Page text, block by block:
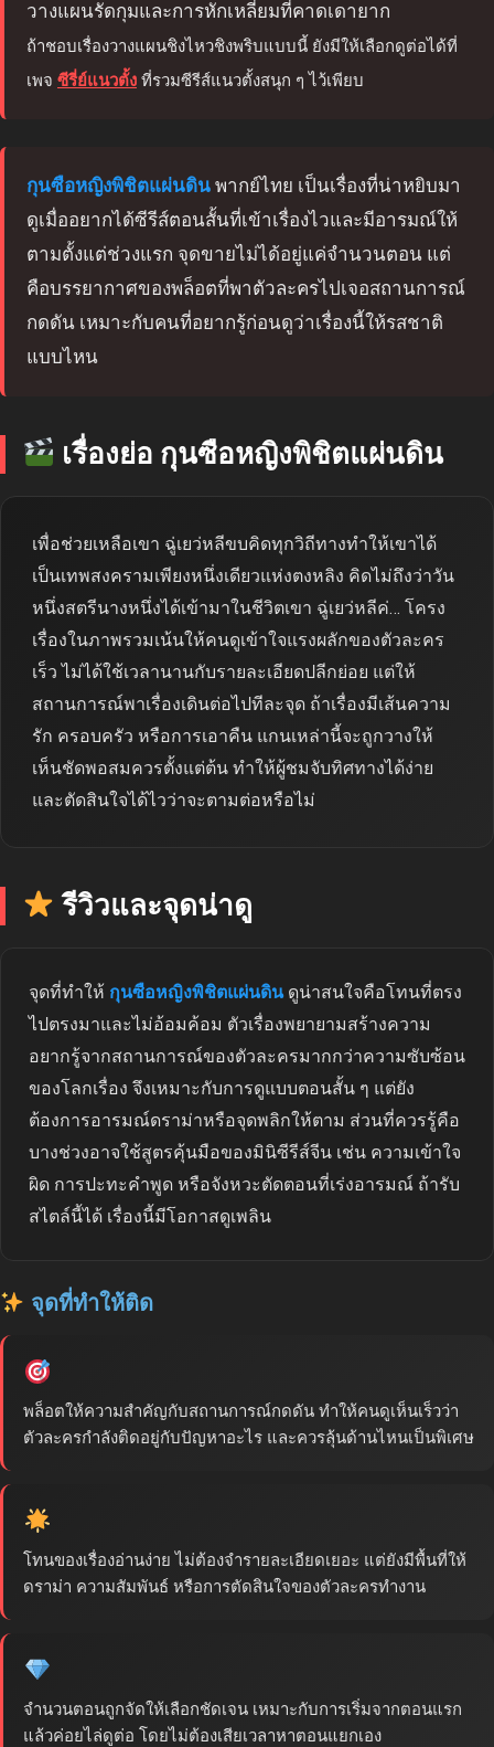
วางแผนรัดกุมและการหักเหลี่ยมที่คาดเดายาก
ถ้าชอบเรื่องวางแผนชิงไหวชิงพริบแบบนี้ ยังมีให้เลือกดูต่อได้ที่
เพจ ซีรี่ย์แนวตั้ง ที่รวมซีรีส์แนวตั้งสนุก ๆ ไว้เพียบ
กุนซือหญิงพิชิตแผ่นดิน พากย์ไทย เป็นเรื่องที่น่าหยิบมา
ดูเมื่ออยากได้ซีรีส์ตอนสั้นที่เข้าเรื่องไวและมีอารมณ์ให้
ตามตั้งแต่ช่วงแรก จุดขายไม่ได้อยู่แค่จำนวนตอน แต่
คือบรรยากาศของพล็อตที่พาตัวละครไปเจอสถานการณ์
กดดัน เหมาะกับคนที่อยากรู้ก่อนดูว่าเรื่องนี้ให้รสชาติ
แบบไหน
เรื่องย่อ กุนซือหญิงพิชิตแผ่นดิน
เพื่อช่วยเหลือเขา ฉู่เยว่หลีขบคิดทุกวิถีทางทำให้เขาได้
เป็นเทพสงครามเพียงหนึ่งเดียวแห่งตงหลิง คิดไม่ถึงว่าวัน
หนึ่งสตรีนางหนึ่งได้เข้ามาในชีวิตเขา ฉู่เยว่หลีค่… โครง
เรื่องในภาพรวมเน้นให้คนดูเข้าใจแรงผลักของตัวละคร
เร็ว ไม่ได้ใช้เวลานานกับรายละเอียดปลีกย่อย แต่ให้
สถานการณ์พาเรื่องเดินต่อไปทีละจุด ถ้าเรื่องมีเส้นความ
รัก ครอบครัว หรือการเอาคืน แกนเหล่านี้จะถูกวางให้
เห็นชัดพอสมควรตั้งแต่ต้น ทำให้ผู้ชมจับทิศทางได้ง่าย
และตัดสินใจได้ไวว่าจะตามต่อหรือไม่
รีวิวและจุดน่าดู
จุดที่ทำให้ กุนซือหญิงพิชิตแผ่นดินดูน่าสนใจคือโทนที่ตรง
ไปตรงมาและไม่อ้อมค้อม ตัวเรื่องพยายามสร้างความ
อยากรู้จากสถานการณ์ของตัวละครมากกว่าความซับซ้อน
ของโลกเรื่อง จึงเหมาะกับการดูแบบตอนสั้น ๆ แต่ยัง
ต้องการอารมณ์ดราม่าหรือจุดพลิกให้ตาม ส่วนที่ควรรู้คือ
บางช่วงอาจใช้สูตรคุ้นมือของมินิซีรีส์จีน เช่น ความเข้าใจ
ผิด การปะทะคำพูด หรือจังหวะตัดตอนที่เร่งอารมณ์ ถ้ารับ
สไตล์นี้ได้ เรื่องนี้มีโอกาสดูเพลิน
จุดที่ทำให้ติด
พล็อตให้ความสำคัญกับสถานการณ์กดดัน ทำให้คนดูเห็นเร็วว่า
ตัวละครกำลังติดอยู่กับปัญหาอะไร และควรลุ้นด้านไหนเป็นพิเศษ
โทนของเรื่องอ่านง่าย ไม่ต้องจำรายละเอียดเยอะ แต่ยังมีพื้นที่ให้
ดราม่า ความสัมพันธ์ หรือการตัดสินใจของตัวละครทำงาน
จำนวนตอนถูกจัดให้เลือกชัดเจน เหมาะกับการเริ่มจากตอนแรก
แล้วค่อยไล่ดูต่อ โดยไม่ต้องเสียเวลาหาตอนแยกเอง